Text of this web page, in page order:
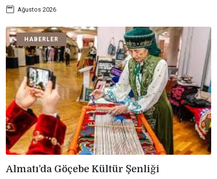
Ağustos 2026
HABERLER
Almatı’da Göçebe Kültür Şenliği